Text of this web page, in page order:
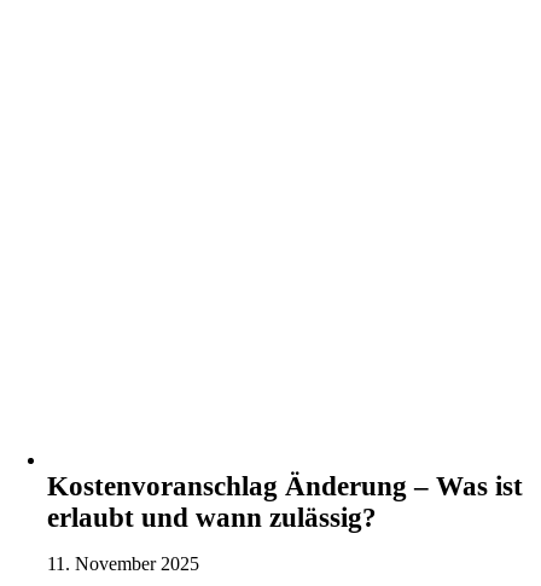
Kostenvoranschlag Änderung – Was ist
erlaubt und wann zulässig?
11. November 2025